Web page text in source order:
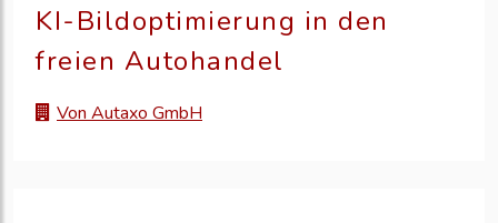
KI-Bildoptimierung in den
freien Autohandel
Von Autaxo GmbH